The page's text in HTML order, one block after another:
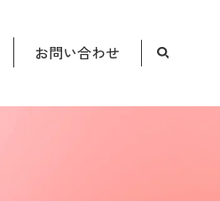
お問い合わせ